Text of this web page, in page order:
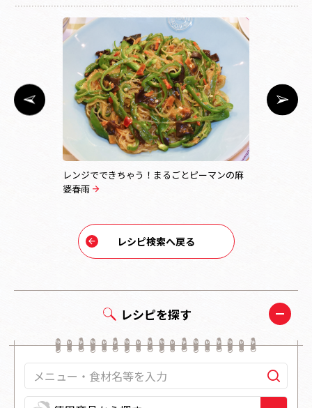
レシピを探す
レンジでできちゃう！まるごとピーマンの麻
婆春雨
レシピ検索へ戻る